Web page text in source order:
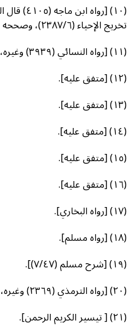
(١٠) [رواه
تخريج الإحياء (۲۳۸٧/٦)، وصححه الألباني].
(١١) [رواه النسائي (٣٩٣٩) وغيره، وقال الألباني: حسن صحيح].
(١٢) [متفق عليه].
(١٣) [متفق عليه].
(١٤) [متفق عليه].
(١٥) [متفق عليه].
(١٦) [متفق عليه].
(١٧) [رواه البخاري].
(١٨) [رواه مسلم].
(١٩) [شرح مسلم (٧/٤٧)].
(٢٠) [رواه الترمذي (٢٣٦٩) وغيره، وقال الألباني: حسن صحيح].
(٢١) [ تيسير الكريم الرحمن].